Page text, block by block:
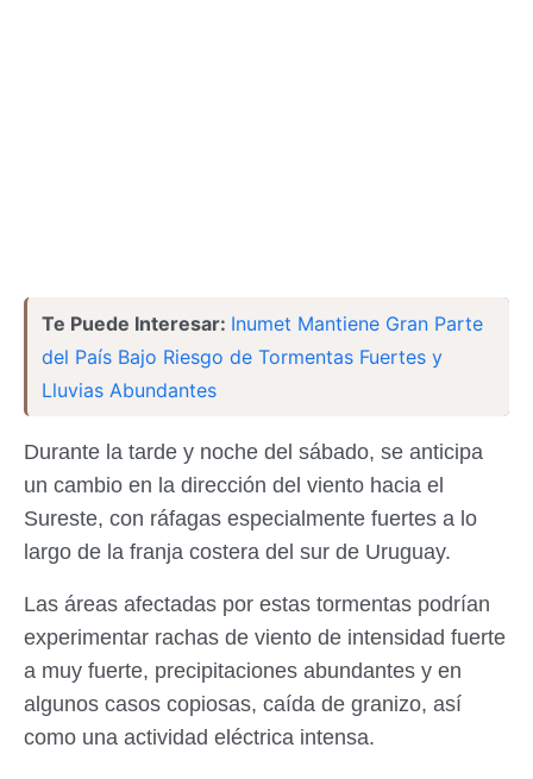
Te Puede Interesar: Inumet Mantiene Gran Parte
del País Bajo Riesgo de Tormentas Fuertes y
Lluvias Abundantes
Durante la tarde y noche del sábado, se anticipa
un cambio en la dirección del viento hacia el
Sureste, con ráfagas especialmente fuertes a lo
largo de la franja costera del sur de Uruguay.
Las áreas afectadas por estas tormentas podrían
experimentar rachas de viento de intensidad fuerte
a muy fuerte, precipitaciones abundantes y en
algunos casos copiosas, caída de granizo, así
como una actividad eléctrica intensa.